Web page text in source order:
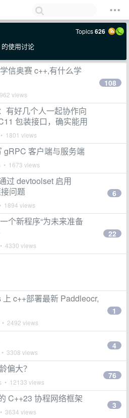
Topics626
使用讨论
信奥赛 c++,有什么学
views
108
有好几个人一起协作向
包装接口，确实能用
1801 views
gRPC 客户端与服务端
• 1673 views
过 devtoolset 启用
问题
1894 views
6
个新程序“为未来准备
4330 views
22
c++部署最新 Paddleocr,
2492 views
1
3308 views
4
偏大？
• 12133 views
76
C++23 协程网络框架
3634 views
3